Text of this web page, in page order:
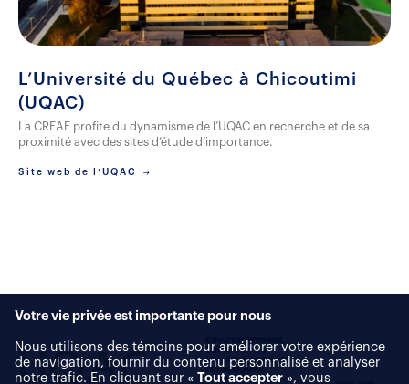
L’Université du Québec à Chicoutimi
(UQAC)
La CREAE profite du dynamisme de l’UQAC en recherche et de sa
proximité avec des sites d’étude d’importance.
Site web de l’UQAC
Votre vie privée est importante pour nous
Nous utilisons des témoins pour améliorer votre expérience
de navigation, fournir du contenu personnalisé et analyser
notre trafic. En cliquant sur « Tout accepter », vous